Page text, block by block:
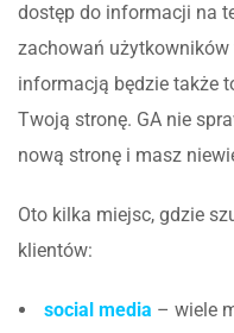
dostęp do informacji na
zachowań użytkowników
informacją będzie także
Twoją stronę. GA nie
nową stronę i masz
Oto kilka miejsc, gdzie
klientów:
social media – wiele